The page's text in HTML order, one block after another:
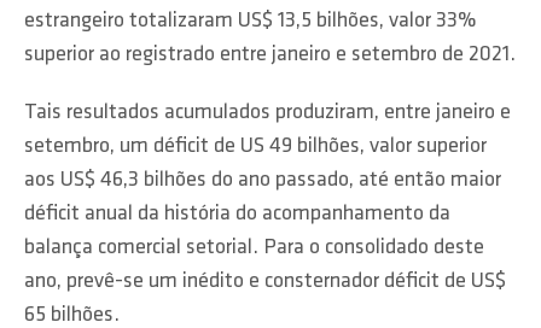
estrangeiro totalizaram US$ 13,5 bilhões, valor 33%
superior ao registrado entre janeiro e setembro de 2021.
Tais resultados acumulados produziram, entre janeiro e
setembro, um déficit de US 49 bilhões, valor superior
aos US$ 46,3 bilhões do ano passado, até então maior
déficit anual da história do acompanhamento da
balança comercial setorial. Para o consolidado deste
ano, prevê-se um inédito e consternador déficit de US$
65 bilhões.